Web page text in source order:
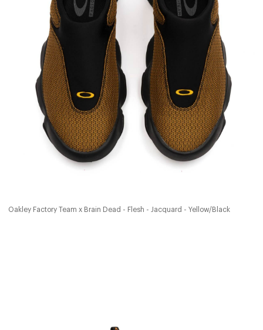
Oakley Factory Team x Brain Dead - Flesh - Jacquard - Yellow/Black